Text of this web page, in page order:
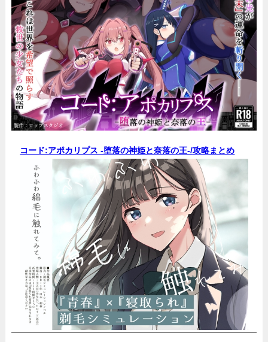
コード:アポカリプス -堕落の神姫と奈落の王-/攻略まとめ